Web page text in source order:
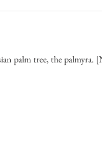
palm tree, the palmyra.